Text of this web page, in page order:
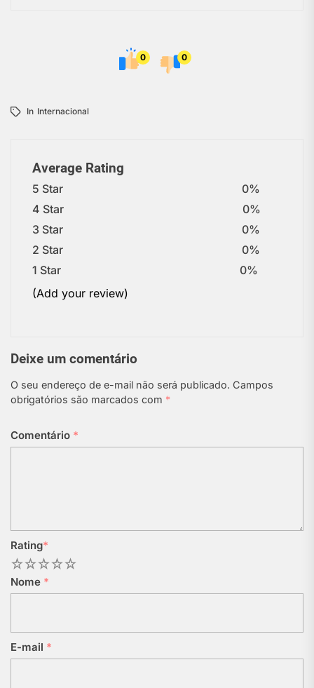
0 0
In Internacional
Average Rating
5 Star
0%
4 Star
0%
3 Star
0%
2 Star
0%
1 Star
0%
(Add your review)
Deixe um comentário
O seu endereço de e-mail não será publicado. Campos
obrigatórios são marcados com *
Comentário *
Rating*
5
4
3
2
Nome *
E-mail *